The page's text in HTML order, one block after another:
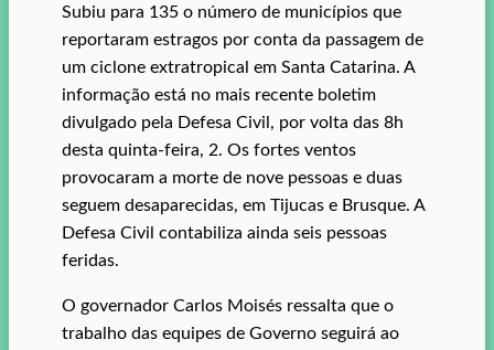
Subiu para 135 o número de municípios que
reportaram estragos por conta da passagem de
um ciclone extratropical em Santa Catarina. A
informação está no mais recente boletim
divulgado pela Defesa Civil, por volta das 8h
desta quinta-feira, 2. Os fortes ventos
provocaram a morte de nove pessoas e duas
seguem desaparecidas, em Tijucas e Brusque. A
Defesa Civil contabiliza ainda seis pessoas
feridas.
O governador Carlos Moisés ressalta que o
trabalho das equipes de Governo seguirá ao